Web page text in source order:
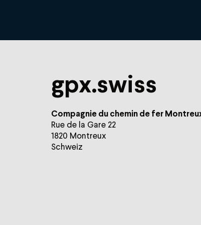
gpx.swiss
Compagnie du chemin de fer
Rue de la Gare 22
1820 Montreux